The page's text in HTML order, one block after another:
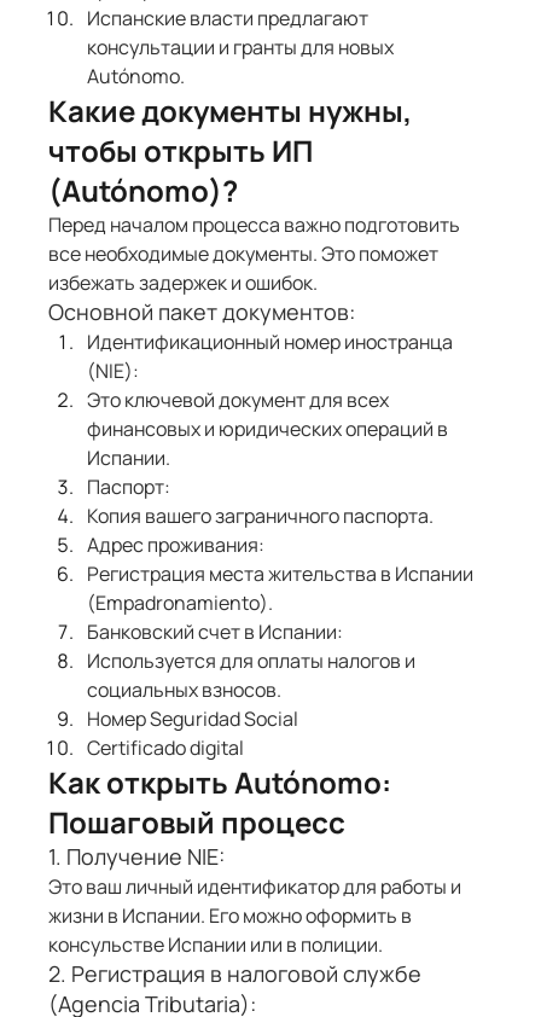
Испанские власти предлагают
консультации и гранты для новых
Autónomo.
Какие документы нужны,
чтобы открыть ИП
(Autónomo)?
Перед началом процесса важно подготовить
все необходимые документы. Это поможет
избежать задержек и ошибок.
Основной пакет документов:
Идентификационный номер иностранца
(NIE):
Это ключевой документ для всех
финансовых и юридических операций в
Испании.
Паспорт:
Копия вашего заграничного паспорта.
Адрес проживания:
Регистрация места жительства в Испании
(Empadronamiento).
Банковский счет в Испании:
Используется для оплаты налогов и
социальных взносов.
Номер Seguridad Social
Certificado digital
Как открыть Autónomo:
Пошаговый процесс
1. Получение NIE:
Это ваш личный идентификатор для работы и
жизни в Испании. Его можно оформить в
консульстве Испании или в полиции.
2. Регистрация в налоговой службе
(Agencia Tributaria):